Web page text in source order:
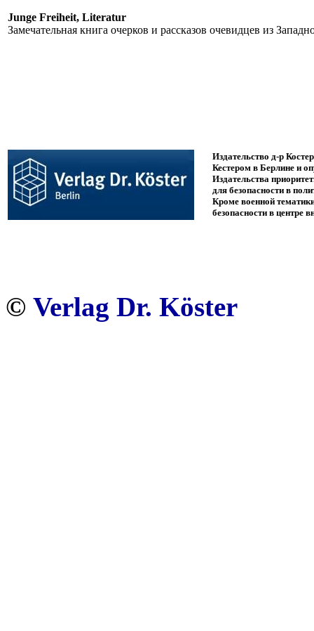
Junge Freiheit, Literatur
Замечательная книга очерков и рассказов очевидцев из
Издательство д-р
Кестером в Берлине и
Издательства
для безопасности в
Кроме военной
безопасности в центре
© Verlag Dr. Köster